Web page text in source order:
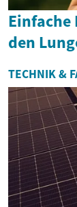
Einfache
den
TECHNIK &